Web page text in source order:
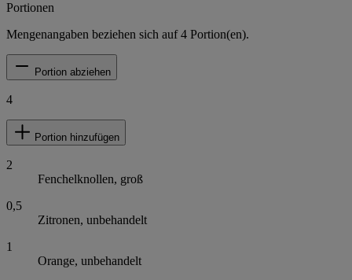
Portionen
Mengenangaben beziehen sich auf4 Portion(en).
Portion abziehen
4
Portion hinzufügen
2
Fenchelknollen, groß
0,5
Zitronen, unbehandelt
1
Orange, unbehandelt